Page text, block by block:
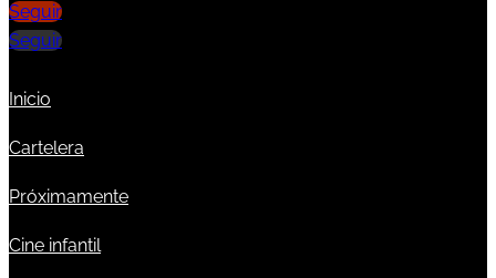
Seguir
Seguir
Inicio
Cartelera
Próximamente
Cine infantil